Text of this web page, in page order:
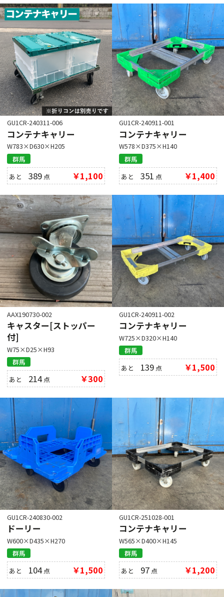
GU1CR-240311-006
コンテナキャリー
W783×D630×H205
群馬
あと389 点 ￥1,100
GU1CR-240911-001
コンテナキャリー
W578×D375×H140
群馬
あと351 点 ￥1,400
AAX190730-002
キャスター[ストッパー
付]
W75×D25×H93
群馬
あと 214点 ￥300
GU1CR-240911-002
コンテナキャリー
W725×D320×H140
群馬
あと 139 点 ￥1,500
GU1CR-240830-002
ドーリー
W600×D435×H270
群馬
あと 104点 ￥1,500
GU1CR-251028-001
コンテナキャリー
W565×D400×H145
群馬
あと 97 点 ￥1,200